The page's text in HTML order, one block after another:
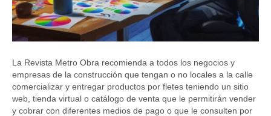
La Revista Metro Obra recomienda a todos los negocios y
empresas de la construcción que tengan o no locales a la calle
comercializar y entregar productos por fletes teniendo un sitio
web, tienda virtual o catálogo de venta que le permitirán vender
y cobrar con diferentes medios de pago o que le consulten por